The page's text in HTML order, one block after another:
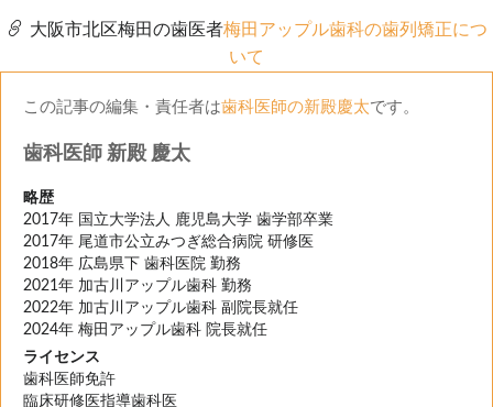
大阪市北区梅田の歯医者梅田アップル歯科の歯列矯正につ
いて
この記事の編集・責任者は歯科医師の新殿慶太です。
歯科医師 新殿 慶太
略歴
2017年 国立大学法人 鹿児島大学 歯学部卒業
2017年 尾道市公立みつぎ総合病院 研修医
2018年 広島県下 歯科医院 勤務
2021年 加古川アップル歯科 勤務
2022年 加古川アップル歯科 副院長就任
2024年 梅田アップル歯科 院長就任
ライセンス
歯科医師免許
臨床研修医指導歯科医